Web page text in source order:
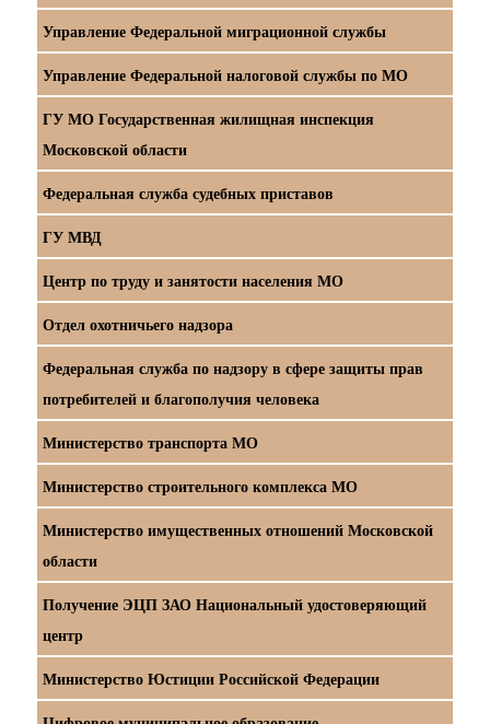
Управление Федеральной миграционной службы
Управление Федеральной налоговой службы по МО
ГУ МО Государственная жилищная инспекция
Московской области
Федеральная служба судебных приставов
ГУ МВД
Центр по труду и занятости населения МО
Отдел охотничьего надзора
Федеральная служба по надзору в сфере защиты прав
потребителей и благополучия человека
Министерство транспорта МО
Министерство строительного комплекса МО
Министерство имущественных отношений Московской
области
Получение ЭЦП ЗАО Национальный удостоверяющий
центр
Министерство Юстиции Российской Федерации